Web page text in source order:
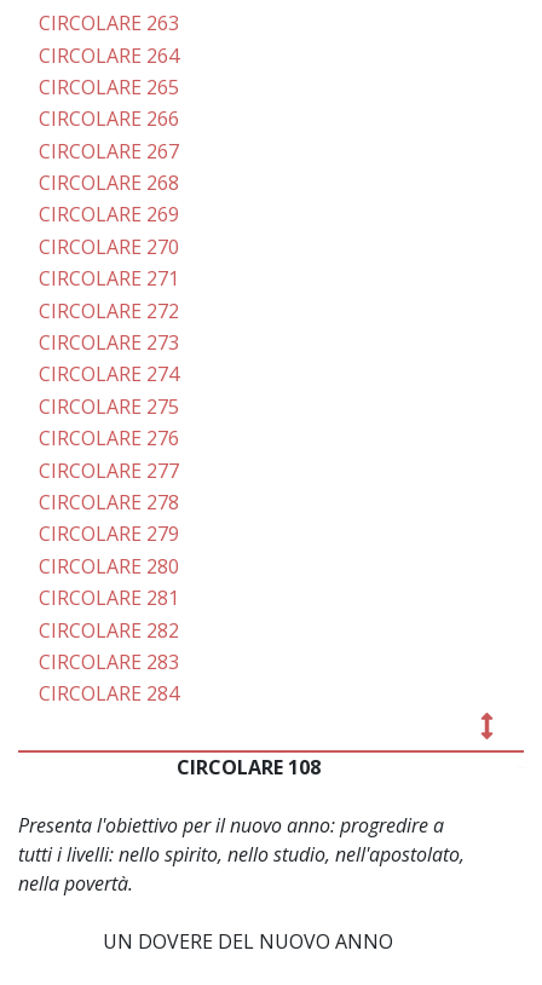
CIRCOLARE 263
CIRCOLARE 264
CIRCOLARE 265
CIRCOLARE 266
CIRCOLARE 267
CIRCOLARE 268
CIRCOLARE 269
CIRCOLARE 270
CIRCOLARE 271
CIRCOLARE 272
CIRCOLARE 273
CIRCOLARE 274
CIRCOLARE 275
CIRCOLARE 276
CIRCOLARE 277
CIRCOLARE 278
CIRCOLARE 279
CIRCOLARE 280
CIRCOLARE 281
CIRCOLARE 282
CIRCOLARE 283
CIRCOLARE 284
CIRCOLARE 108
Presenta l'obiettivo per il nuovo anno: progredire a
tutti i livelli: nello spirito, nello studio, nell'apostolato,
nella povertà.
UN DOVERE DEL NUOVO ANNO